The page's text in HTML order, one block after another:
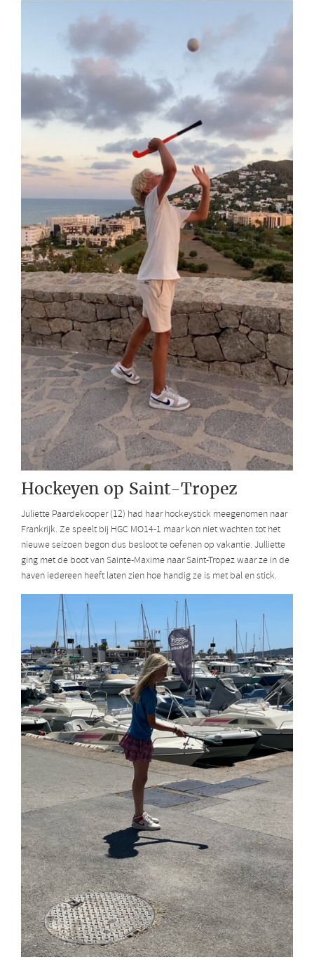
Hockeyen op Saint-Tropez
Juliette Paardekooper (12) had haar hockeystick meegenomen naar
Frankrijk. Ze speelt bij HGC MO14-1 maar kon niet wachten tot het
nieuwe seizoen begon dus besloot te oefenen op vakantie. Julliette
ging met de boot van Sainte-Maxime naar Saint-Tropez waar ze in de
haven iedereen heeft laten zien hoe handig ze is met bal en stick.